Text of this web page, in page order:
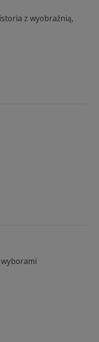
z wyobraźnią,